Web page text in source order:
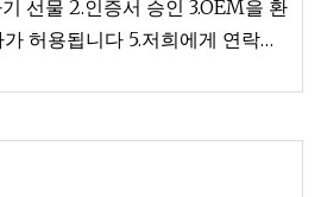
선물 2.인증서 승인 3.OEM을 환
허용됩니다 5.저희에게 연락을